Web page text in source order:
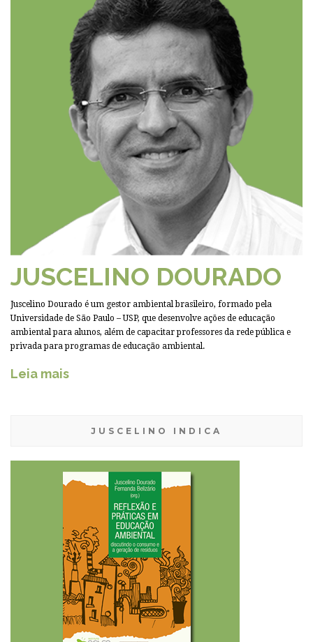
JUSCELINO DOURADO
Juscelino Dourado é um gestor ambiental brasileiro, formado pela
Universidade de São Paulo – USP, que desenvolve ações de educação
ambiental para alunos, além de capacitar professores da rede pública e
privada para programas de educação ambiental.
Leia mais
JUSCELINO INDICA